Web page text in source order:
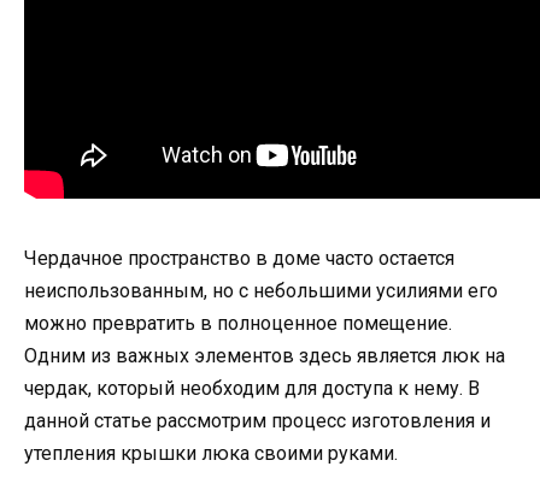
Чердачное пространство в доме часто остается
неиспользованным, но с небольшими усилиями его
можно превратить в полноценное помещение.
Одним из важных элементов здесь является люк на
чердак, который необходим для доступа к нему. В
данной статье рассмотрим процесс изготовления и
утепления крышки люка своими руками.